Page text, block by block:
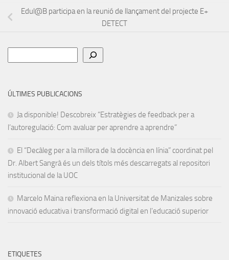
Edul@B participa en la reunió de llançament del projecte E+
DETECT
ÚLTIMES PUBLICACIONS
Ja disponible! Descobreix “Estratègies de feedback per a
l’autoregulació: Com avaluar per aprendre a aprendre”
El “Decàleg per a la millora de la docència en línia” coordinat pel
Dr. Albert Sangrà és un dels títols més descarregats al repositori
institucional de la UOC
Marcelo Maina reflexiona en la Universitat de Manizales sobre
innovació educativa i transformació digital en l’educació superior
ETIQUETES